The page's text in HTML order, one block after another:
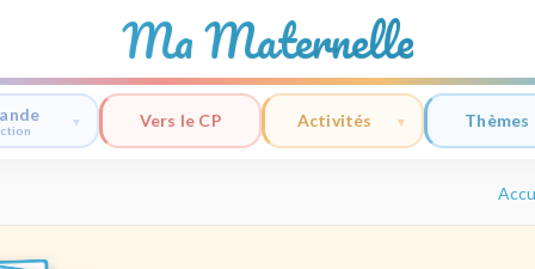
Ma Maternelle
Vers le CP Activités Thèmes